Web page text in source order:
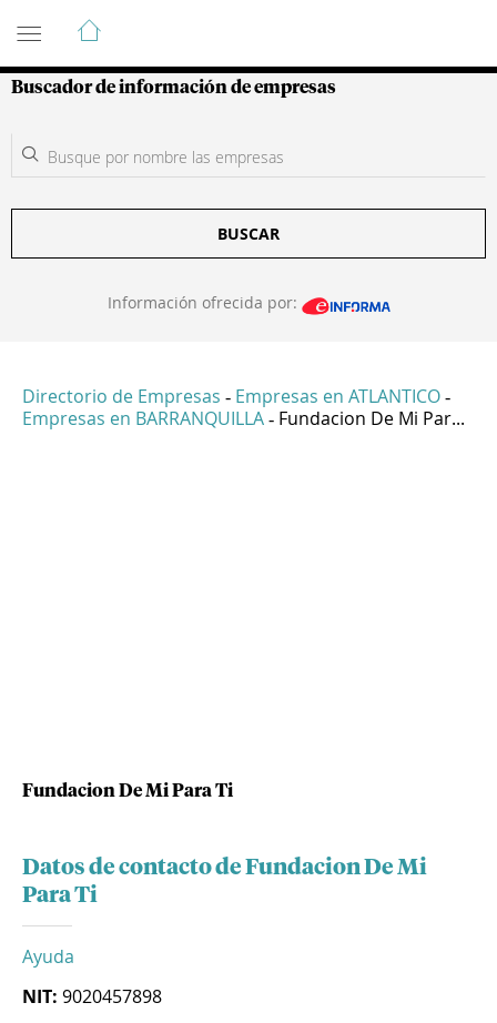
Guía de Empresas Colombianas
Buscador de información de empresas
BUSCAR
Información ofrecida por:
Directorio de Empresas - Empresas en ATLANTICO -
Empresas en BARRANQUILLA - Fundacion De Mi Par...
Fundacion De Mi Para Ti
Datos de contacto de Fundacion De Mi
Para Ti
Ayuda
NIT: 9020457898